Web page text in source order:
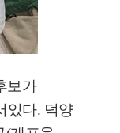
보가
있다. 덕양